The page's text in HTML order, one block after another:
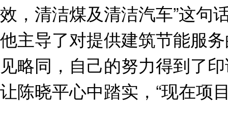
效，清洁煤及清洁汽车”这句
他主导了对提供建筑节能服
见略同，自己的努力得到了
让陈晓平心中踏实，“现在项